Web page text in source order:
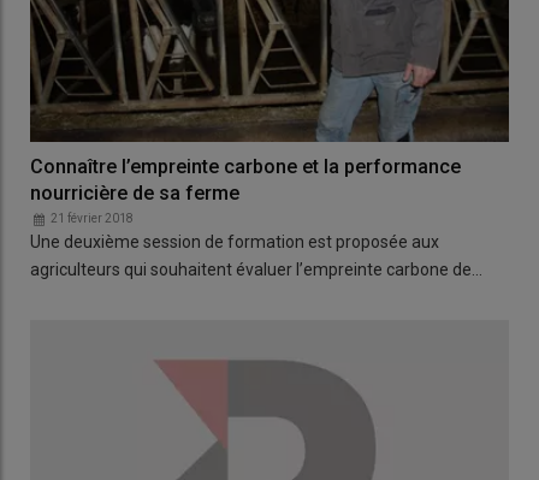
Connaître l’empreinte carbone et la performance
nourricière de sa ferme
21 février 2018
Une deuxième session de formation est proposée aux
agriculteurs qui souhaitent évaluer l’empreinte carbone de…